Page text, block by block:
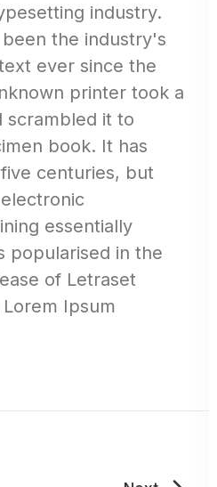
industry.
the industry's
ever since the
printer took a
scrambled it to
book. It has
centuries, but
essentially
popularised in the
of Letraset
Ipsum